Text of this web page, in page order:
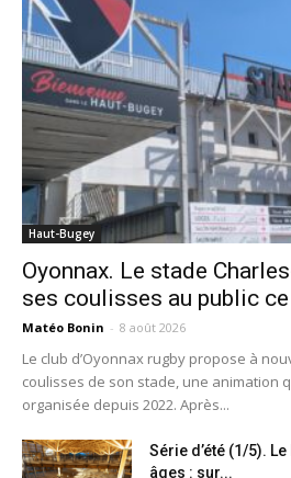
Haut-Bugey
Oyonnax. Le stade
ses coulisses au public ce
Matéo Bonin - 8 août 2026
Le club d’Oyonnax rugby propose à
coulisses de son stade, une animation
organisée depuis 2022. Après...
Série d’été (1/5).
âges : sur...